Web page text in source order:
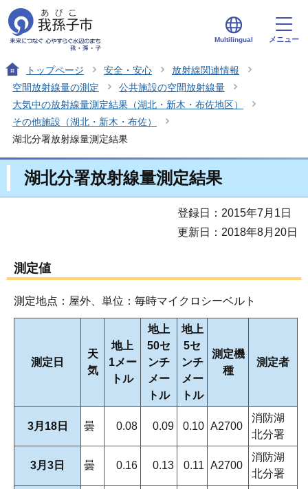
Multilingual メニュー
トップページ 安全・安心
放射線関連情報
空間放射線量の測定
公共施設の空間放射線量
大気中の放射線量測定結果（湖北・新木・布佐地区）
その他施設（湖北・新木・布佐）
湖北分署放射線量測定結果
湖北分署放射線量測定結果
登録日：2015年7月1日
更新日：2018年8月20日
測定値
測定地点：屋外、単位：毎時マイクロシーベルト
測定日
天
気
地上
1メー
トル
地上
50セ
ンチ
メー
トル
地上
5セ
ンチ
メー
トル
測定機
種
測定者
3月18日 曇 0.08 0.09 0.10 A2700
消防湖
北分署
3月3日 曇 0.16 0.13 0.11 A2700
消防湖
北分署